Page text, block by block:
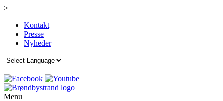
>
Kontakt
Presse
Nyheder
Menu